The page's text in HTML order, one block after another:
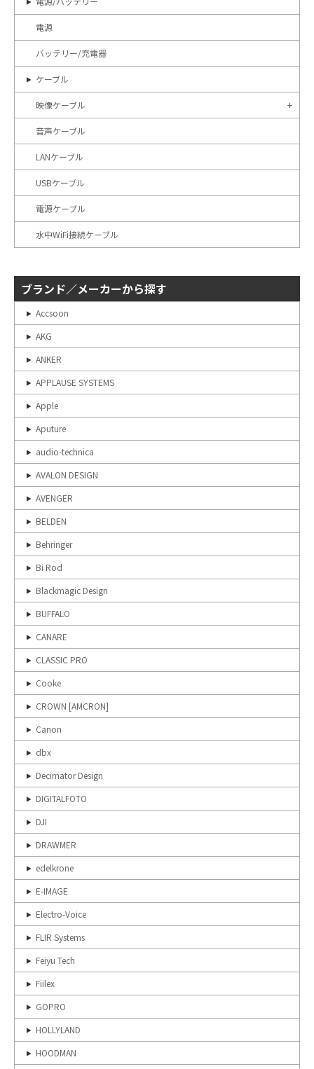
電源
バッテリー/充電器
ケーブル
映像ケーブル
音声ケーブル
LANケーブル
USBケーブル
電源ケーブル
水中WiFi接続ケーブル
ブランド／メーカーから探す
Accsoon
AKG
ANKER
APPLAUSE SYSTEMS
Apple
Aputure
audio-technica
AVALON DESIGN
AVENGER
BELDEN
Behringer
Bi Rod
Blackmagic Design
BUFFALO
CANARE
CLASSIC PRO
Cooke
CROWN [AMCRON]
Canon
dbx
Decimator Design
DIGITALFOTO
DJI
DRAWMER
edelkrone
E-IMAGE
Electro-Voice
FLIR Systems
Feiyu Tech
Fiilex
GOPRO
HOLLYLAND
HOODMAN